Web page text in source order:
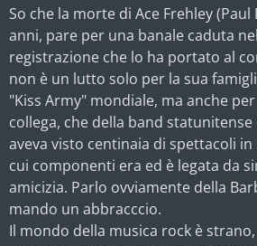
So che la morte di Ace Frehley (Paul
anni, pare per una banale caduta
registrazione che lo ha portato al
non è un lutto solo per la sua
"Kiss Army" mondiale, ma anche
collega, che della band
aveva visto centinaia di spettacoli
cui componenti era ed è legata da
amicizia. Parlo ovviamente della
mando un abbracccio.
Il mondo della musica rock è